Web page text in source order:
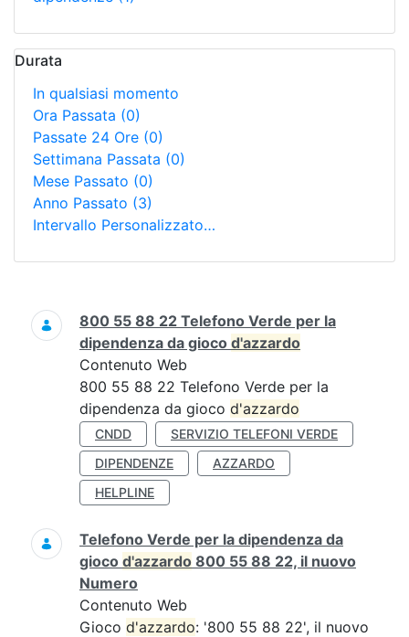
Durata
In qualsiasi momento
Ora Passata (0)
Passate 24 Ore (0)
Settimana Passata (0)
Mese Passato (0)
Anno Passato (3)
Intervallo Personalizzato…
Ricerca
800 55 88 22 Telefono Verde per la
dipendenza da gioco d'azzardo
Contenuto Web
800 55 88 22 Telefono Verde per la
dipendenza da gioco d'azzardo
CNDD
SERVIZIO TELEFONI VERDE
DIPENDENZE
AZZARDO
HELPLINE
Telefono Verde per la dipendenza da
gioco d'azzardo 800 55 88 22, il nuovo
Numero
Contenuto Web
Gioco d'azzardo: '800 55 88 22', il nuovo